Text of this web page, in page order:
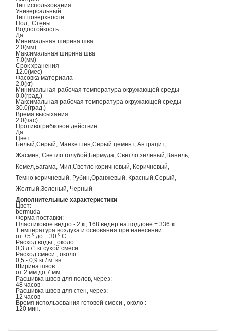
Тип использования
Универсальный
Тип поверхности
Пол, Стены
Водостойкость
Да
Минимальная ширина шва
2.0(мм)
Максимальная ширина шва
7.0(мм)
Срок хранения
12.0(мес)
Фасовка материала
2.0(кг)
Минимальная рабочая температура окружающей среды
0.0(град.)
Максимальная рабочая температура окружающей среды
30.0(град.)
Время высыхания
2.0(час)
Противогрибковое действие
Да
Цвет
Белый,Серый, Манхеттен,Серый цемент, Антрацит,
Жасмин, Светло голубой,Бермуда, Светло зеленый,Ваниль,
Кемел,Багама, Мил,Светло коричневый, Коричневый,
Темно коричневый, Рубин,Оранжевый, Красный,Серый,
Желтый,Зеленый, Черный
Дополнительные характеристики
Цвет:
bermuda
Форма поставки:
Пластиковое ведро - 2 кг, 168 ведер на поддоне = 336 кг
Т емпература воздуха и основания при нанесении :
от +5 ⁰ до + 30 ⁰ С
Расход воды , около:
0,3 л /1 кг сухой смеси
Расход смеси , около :
0,5 - 0,9 кг / м. кв.
Ширина швов :
от 2 мм до 7 мм
Расшивка швов для полов, через:
48 часов
Расшивка швов для стен, через:
12 часов
Время использования готовой смеси , около :
120 мин.